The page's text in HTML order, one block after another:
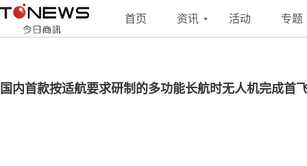
首页 资讯 活动 专题
搜索 联系
国内首款按适航要求研制的多功能长航时无人机完成首